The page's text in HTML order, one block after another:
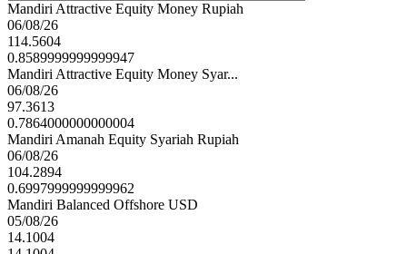
Mandiri Attractive Equity Money Rupiah
06/08/26
114.5604
0.8589999999999947
Mandiri Attractive Equity Money Syar...
06/08/26
97.3613
0.7864000000000004
Mandiri Amanah Equity Syariah Rupiah
06/08/26
104.2894
0.6997999999999962
Mandiri Balanced Offshore USD
05/08/26
14.1004